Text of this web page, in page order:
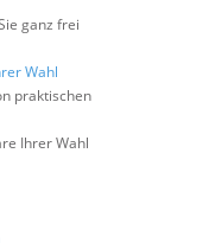
ganz frei
Wahl
praktischen
Ihrer Wahl